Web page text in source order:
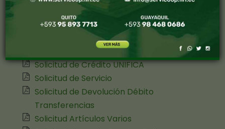
Formulario Ingreso Socio
Autorizacion Buro de Crédito
Solicitud de Crédito
Solicitud Microcrédito
Solicitud de Crédito UNIFICA
Solicitud de Servicio
Solicitud de Devolución Débito
Transferencias
Solicitud Artículos Varios